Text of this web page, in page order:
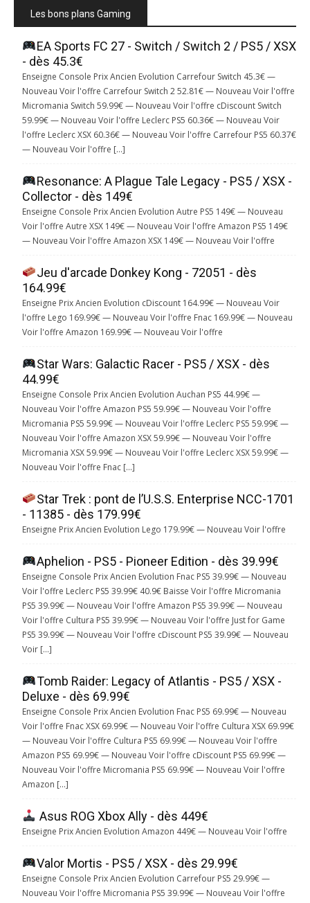
Les bons plans Gaming
EA Sports FC 27 - Switch / Switch 2 / PS5 / XSX
- dès 45.3€
Enseigne Console Prix Ancien Evolution Carrefour Switch 45.3€ —
Nouveau Voir l'offre Carrefour Switch 2 52.81€ — Nouveau Voir l'offre
Micromania Switch 59.99€ — Nouveau Voir l'offre cDiscount Switch
59.99€ — Nouveau Voir l'offre Leclerc PS5 60.36€ — Nouveau Voir
l'offre Leclerc XSX 60.36€ — Nouveau Voir l'offre Carrefour PS5 60.37€
— Nouveau Voir l'offre […]
Resonance: A Plague Tale Legacy - PS5 / XSX -
Collector - dès 149€
Enseigne Console Prix Ancien Evolution Autre PS5 149€ — Nouveau
Voir l'offre Autre XSX 149€ — Nouveau Voir l'offre Amazon PS5 149€
— Nouveau Voir l'offre Amazon XSX 149€ — Nouveau Voir l'offre
Jeu d'arcade Donkey Kong - 72051 - dès
164.99€
Enseigne Prix Ancien Evolution cDiscount 164.99€ — Nouveau Voir
l'offre Lego 169.99€ — Nouveau Voir l'offre Fnac 169.99€ — Nouveau
Voir l'offre Amazon 169.99€ — Nouveau Voir l'offre
Star Wars: Galactic Racer - PS5 / XSX - dès
44.99€
Enseigne Console Prix Ancien Evolution Auchan PS5 44.99€ —
Nouveau Voir l'offre Amazon PS5 59.99€ — Nouveau Voir l'offre
Micromania PS5 59.99€ — Nouveau Voir l'offre Leclerc PS5 59.99€ —
Nouveau Voir l'offre Amazon XSX 59.99€ — Nouveau Voir l'offre
Micromania XSX 59.99€ — Nouveau Voir l'offre Leclerc XSX 59.99€ —
Nouveau Voir l'offre Fnac […]
Star Trek : pont de l’U.S.S. Enterprise NCC-1701
- 11385 - dès 179.99€
Enseigne Prix Ancien Evolution Lego 179.99€ — Nouveau Voir l'offre
Aphelion - PS5 - Pioneer Edition - dès 39.99€
Enseigne Console Prix Ancien Evolution Fnac PS5 39.99€ — Nouveau
Voir l'offre Leclerc PS5 39.99€ 40.9€ Baisse Voir l'offre Micromania
PS5 39.99€ — Nouveau Voir l'offre Amazon PS5 39.99€ — Nouveau
Voir l'offre Cultura PS5 39.99€ — Nouveau Voir l'offre Just for Game
PS5 39.99€ — Nouveau Voir l'offre cDiscount PS5 39.99€ — Nouveau
Voir […]
Tomb Raider: Legacy of Atlantis - PS5 / XSX -
Deluxe - dès 69.99€
Enseigne Console Prix Ancien Evolution Fnac PS5 69.99€ — Nouveau
Voir l'offre Fnac XSX 69.99€ — Nouveau Voir l'offre Cultura XSX 69.99€
— Nouveau Voir l'offre Cultura PS5 69.99€ — Nouveau Voir l'offre
Amazon PS5 69.99€ — Nouveau Voir l'offre cDiscount PS5 69.99€ —
Nouveau Voir l'offre Micromania PS5 69.99€ — Nouveau Voir l'offre
Amazon […]
Asus ROG Xbox Ally - dès 449€
Enseigne Prix Ancien Evolution Amazon 449€ — Nouveau Voir l'offre
Valor Mortis - PS5 / XSX - dès 29.99€
Enseigne Console Prix Ancien Evolution Carrefour PS5 29.99€ —
Nouveau Voir l'offre Micromania PS5 39.99€ — Nouveau Voir l'offre